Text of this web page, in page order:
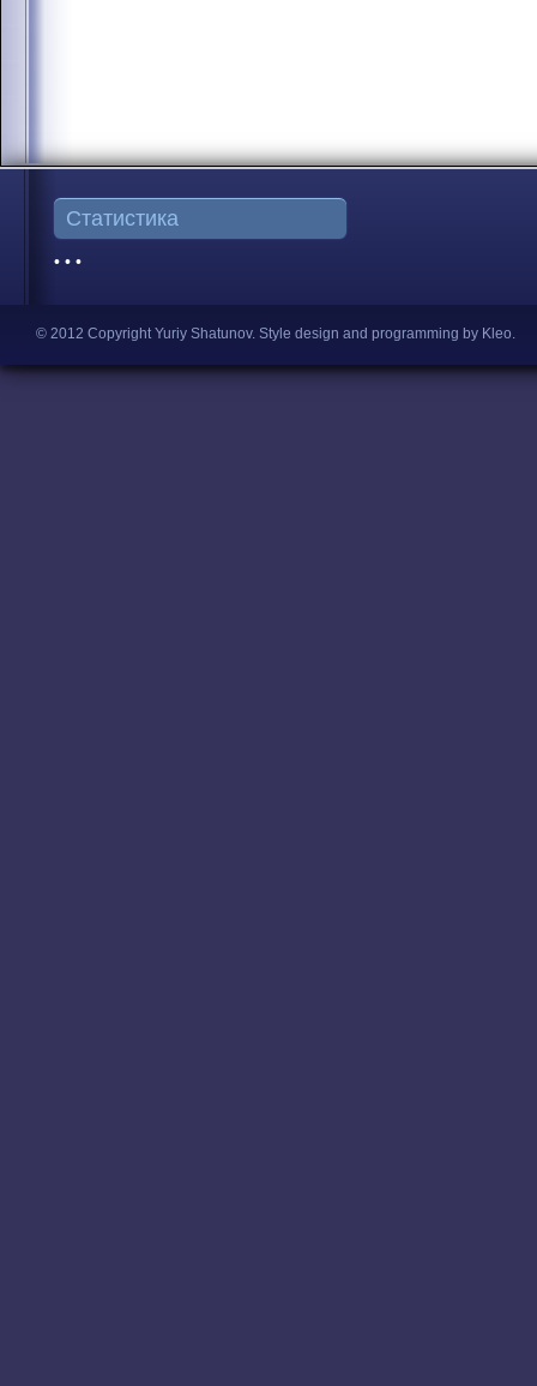
Статистика
• • •
© 2012 Copyright Yuriy Shatunov. Style design and programming by Kleo.